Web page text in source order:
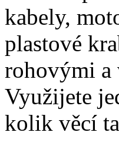
kabely,
plastové
rohovými
Využijete
kolik věcí